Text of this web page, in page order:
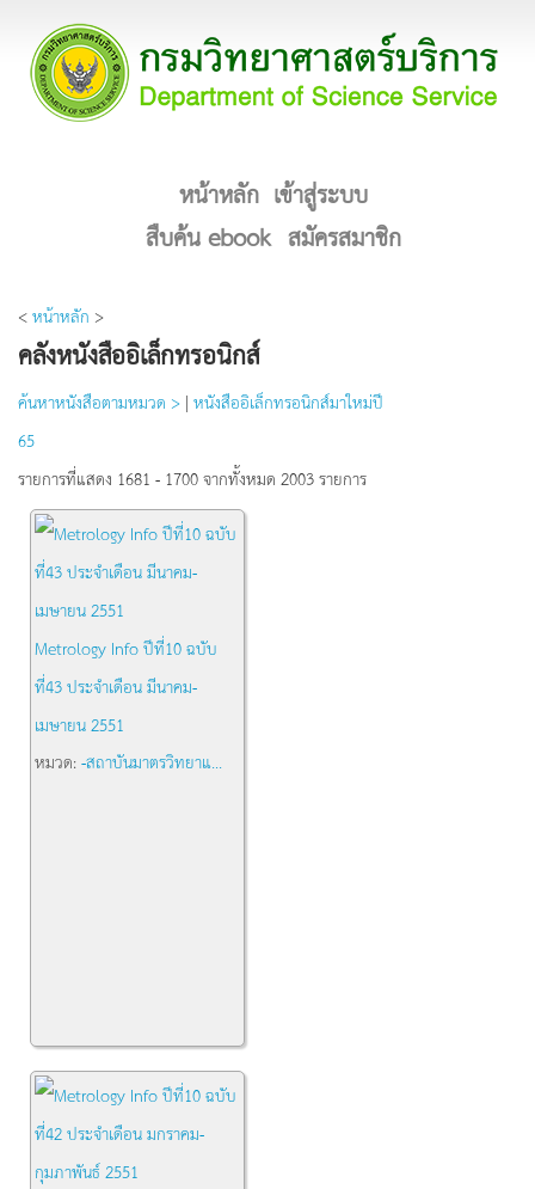
หน้าหลัก เข้าสู่ระบบ
สืบค้น ebook สมัครสมาชิก
<หน้าหลัก >
คลังหนังสืออิเล็กทรอนิกส์
ค้นหาหนังสือตามหมวด > | หนังสืออิเล็กทรอนิกส์มาใหม่ปี
65
รายการที่แสดง 1681 - 1700 จากทั้งหมด 2003 รายการ
Metrology Info ปีที่10 ฉบับ
ที่43 ประจำเดือน มีนาคม-
เมษายน 2551
หมวด:-สถาบันมาตรวิทยาแ...